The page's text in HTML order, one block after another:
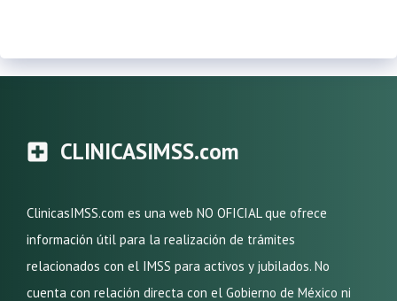
CLINICASIMSS.com
ClinicasIMSS.com es una web NO OFICIAL que ofrece
información útil para la realización de trámites
relacionados con el IMSS para activos y jubilados. No
cuenta con relación directa con el Gobierno de México ni